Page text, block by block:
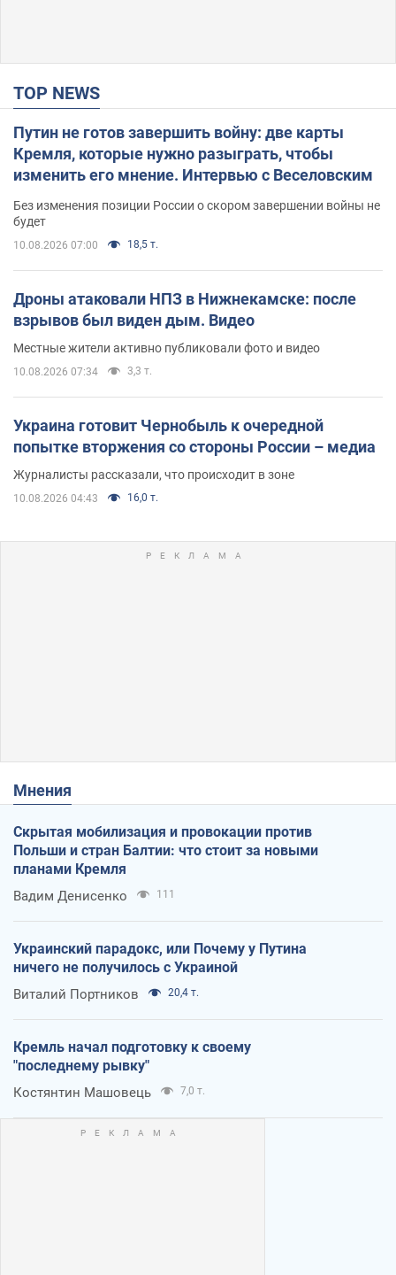
TOP NEWS
Путин не готов завершить войну: две карты
Кремля, которые нужно разыграть, чтобы
изменить его мнение. Интервью с Веселовским
Без изменения позиции России о скором завершении войны не
будет
10.08.2026 07:00 18,5 т.
Дроны атаковали НПЗ в Нижнекамске: после
взрывов был виден дым. Видео
Местные жители активно публиковали фото и видео
10.08.2026 07:34 3,3 т.
Украина готовит Чернобыль к очередной
попытке вторжения со стороны России – медиа
Журналисты рассказали, что происходит в зоне
10.08.2026 04:43 16,0 т.
Мнения
Скрытая мобилизация и провокации против
Польши и стран Балтии: что стоит за новыми
планами Кремля
Вадим Денисенко 111
Украинский парадокс, или Почему у Путина
ничего не получилось с Украиной
Виталий Портников 20,4 т.
Кремль начал подготовку к своему
"последнему рывку"
Костянтин Машовець 7,0 т.